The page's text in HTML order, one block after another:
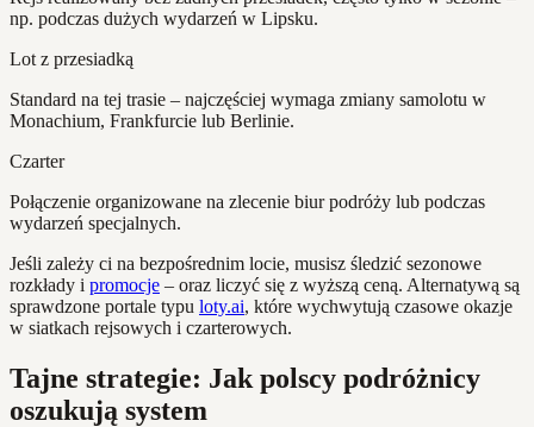
np. podczas dużych wydarzeń w Lipsku.
Lot z przesiadką
Standard na tej trasie – najczęściej wymaga zmiany samolotu w
Monachium, Frankfurcie lub Berlinie.
Czarter
Połączenie organizowane na zlecenie biur podróży lub podczas
wydarzeń specjalnych.
Jeśli zależy ci na bezpośrednim locie, musisz śledzić sezonowe
rozkłady i promocje – oraz liczyć się z wyższą ceną. Alternatywą są
sprawdzone portale typu loty.ai, które wychwytują czasowe okazje
w siatkach rejsowych i czarterowych.
Tajne strategie: Jak polscy podróżnicy
oszukują system